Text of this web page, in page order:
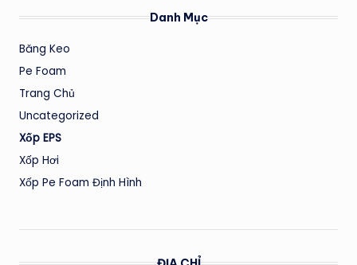
Danh Mục
Băng Keo
Pe Foam
Trang Chủ
Uncategorized
Xốp EPS
Xốp Hơi
Xốp Pe Foam Định Hình